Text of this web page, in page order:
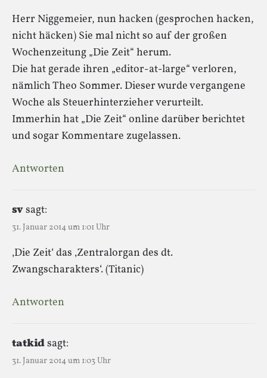
Herr Niggemeier, nun hacken (gesprochen hacken,
nicht häcken) Sie mal nicht so auf der großen
Wochenzeitung „Die Zeit“ herum.
Die hat gerade ihren „editor-at-large“ verloren,
nämlich Theo Sommer. Dieser wurde vergangene
Woche als Steuerhinterzieher verurteilt.
Immerhin hat „Die Zeit“ online darüber berichtet
und sogar Kommentare zugelassen.
Antworten
svsagt:
31. Januar 2014 um 1:01 Uhr
‚Die Zeit‘ das ‚Zentralorgan des dt.
Zwangscharakters‘. (Titanic)
Antworten
tatkidsagt:
31. Januar 2014 um 1:03 Uhr